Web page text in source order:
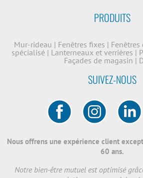
PRODUITS
Mur-rideau | Fenêtres fixes |
spécialisé | Lanterneaux et verrières |
Façades de magasin |
SUIVEZ-NOUS
Nous offrens une expérience client
60 ans.
Notre bien-être mutuel est optimisé